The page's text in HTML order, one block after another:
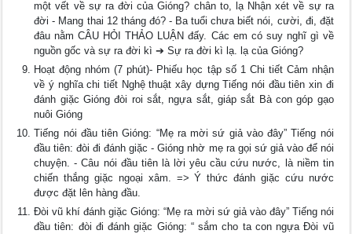
một vết về sự ra đời của Gióng? chân to, lạ Nhận xét về sự ra
đời - Mang thai 12 tháng đó? - Ba tuổi chưa biết nói, cười, đi, đặt
đâu nằm CÂU HỎI THẢO LUẬN đấy. Các em có suy nghĩ gì về
nguồn gốc và sự ra đời kì ➔ Sự ra đời kì lạ. lạ của Gióng?
Hoạt động nhóm (7 phút)- Phiếu học tập số 1 Chi tiết Cảm nhận
về ý nghĩa chi tiết Nghệ thuật xây dựng Tiếng nói đầu tiên xin đi
đánh giặc Gióng đòi roi sắt, ngựa sắt, giáp sắt Bà con góp gạo
nuôi Gióng
Tiếng nói đầu tiên Gióng: “Mẹ ra mời sứ giả vào đây” Tiếng nói
đầu tiên: đòi đi đánh giặc - Gióng nhờ mẹ ra gọi sứ giả vào để nói
chuyện. - Câu nói đầu tiên là lời yêu cầu cứu nước, là niềm tin
chiến thắng giặc ngoại xâm. => Ý thức đánh giặc cứu nước
được đặt lên hàng đầu.
Đòi vũ khí đánh giặc Gióng: “Mẹ ra mời sứ giả vào đây” Tiếng nói
đầu tiên: đòi đi đánh giặc Gióng: “ sắm cho ta con ngựa Đòi vũ